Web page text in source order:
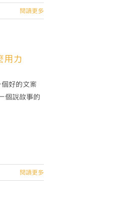
閱讀更多
用力
好的文案
個說故事的
閱讀更多